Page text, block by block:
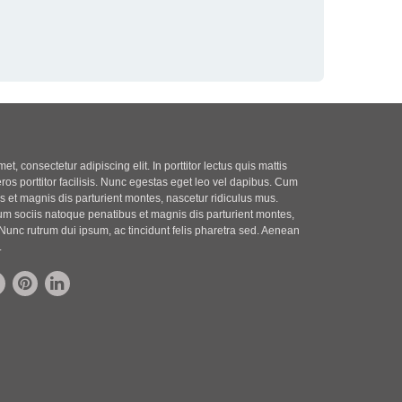
consectetur adipiscing elit. In porttitor lectus quis mattis
porttitor facilisis. Nunc egestas eget leo vel dapibus. Cum
et magnis dis parturient montes, nascetur ridiculus mus.
sociis natoque penatibus et magnis dis parturient montes,
rutrum dui ipsum, ac tincidunt felis pharetra sed. Aenean